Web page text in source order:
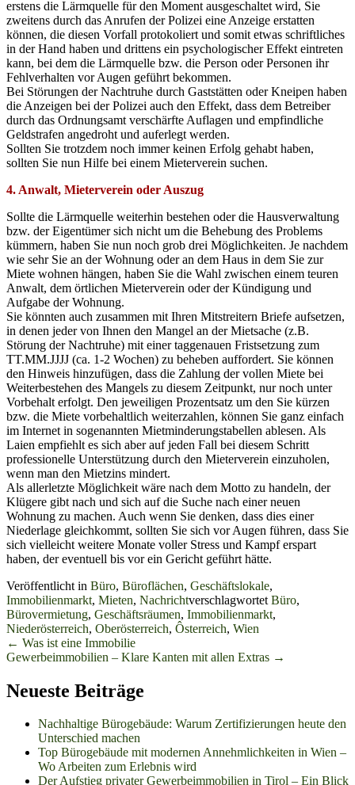
erstens die Lärmquelle für den Moment ausgeschaltet wird, Sie
zweitens durch das Anrufen der Polizei eine Anzeige erstatten
können, die diesen Vorfall protokoliert und somit etwas schriftliches
in der Hand haben und drittens ein psychologischer Effekt eintreten
kann, bei dem die Lärmquelle bzw. die Person oder Personen ihr
Fehlverhalten vor Augen geführt bekommen.
Bei Störungen der Nachtruhe durch Gaststätten oder Kneipen haben
die Anzeigen bei der Polizei auch den Effekt, dass dem Betreiber
durch das Ordnungsamt verschärfte Auflagen und empfindliche
Geldstrafen angedroht und auferlegt werden.
Sollten Sie trotzdem noch immer keinen Erfolg gehabt haben,
sollten Sie nun Hilfe bei einem Mieterverein suchen.
4. Anwalt, Mieterverein oder Auszug
Sollte die Lärmquelle weiterhin bestehen oder die Hausverwaltung
bzw. der Eigentümer sich nicht um die Behebung des Problems
kümmern, haben Sie nun noch grob drei Möglichkeiten. Je nachdem
wie sehr Sie an der Wohnung oder an dem Haus in dem Sie zur
Miete wohnen hängen, haben Sie die Wahl zwischen einem teuren
Anwalt, dem örtlichen Mieterverein oder der Kündigung und
Aufgabe der Wohnung.
Sie könnten auch zusammen mit Ihren Mitstreitern Briefe aufsetzen,
in denen jeder von Ihnen den Mangel an der Mietsache (z.B.
Störung der Nachtruhe) mit einer taggenauen Fristsetzung zum
TT.MM.JJJJ (ca. 1-2 Wochen) zu beheben auffordert. Sie können
den Hinweis hinzufügen, dass die Zahlung der vollen Miete bei
Weiterbestehen des Mangels zu diesem Zeitpunkt, nur noch unter
Vorbehalt erfolgt. Den jeweiligen Prozentsatz um den Sie kürzen
bzw. die Miete vorbehaltlich weiterzahlen, können Sie ganz einfach
im Internet in sogenannten Mietminderungstabellen ablesen. Als
Laien empfiehlt es sich aber auf jeden Fall bei diesem Schritt
professionelle Unterstützung durch den Mieterverein einzuholen,
wenn man den Mietzins mindert.
Als allerletzte Möglichkeit wäre nach dem Motto zu handeln, der
Klügere gibt nach und sich auf die Suche nach einer neuen
Wohnung zu machen. Auch wenn Sie denken, dass dies einer
Niederlage gleichkommt, sollten Sie sich vor Augen führen, dass Sie
sich vielleicht weitere Monate voller Stress und Kampf erspart
haben, der eventuell bis vor ein Gericht geführt hätte.
Veröffentlicht in Büro, Büroflächen, Geschäftslokale,
Immobilienmarkt, Mieten, Nachrichtverschlagwortet Büro,
Bürovermietung, Geschäftsräumen, Immobilienmarkt,
Niederösterreich, Oberösterreich, Ôsterreich, Wien
Beitrags-
Navigation
← Was ist eine Immobilie
Gewerbeimmobilien – Klare Kanten mit allen Extras →
Neueste Beiträge
Nachhaltige Bürogebäude: Warum Zertifizierungen heute den
Unterschied machen
Top Bürogebäude mit modernen Annehmlichkeiten in Wien –
Wo Arbeiten zum Erlebnis wird
Der Aufstieg privater Gewerbeimmobilien in Tirol – Ein Blick